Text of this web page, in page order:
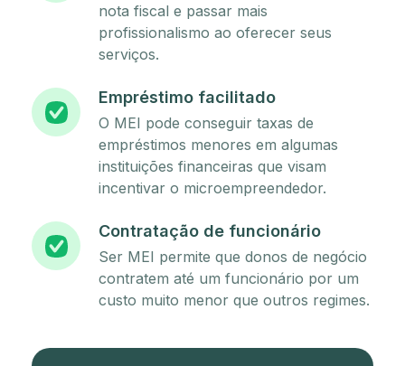
nota fiscal e passar mais
profissionalismo ao oferecer seus
serviços.
Empréstimo facilitado
O MEI pode conseguir taxas de
empréstimos menores em algumas
instituições financeiras que visam
incentivar o microempreendedor.
Contratação de funcionário
Ser MEI permite que donos de negócio
contratem até um funcionário por um
custo muito menor que outros regimes.